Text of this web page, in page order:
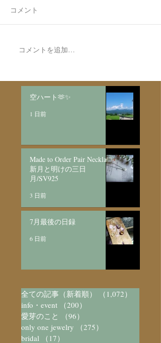
7月最後の日録
コメント
コメントを追加…
空ハート🫶✨
1 日前
Made to Order Pair Necklace
新月と明けの三日
月/SV925
3 日前
7月最後の日録
6 日前
全ての記事（新着順） （1,072）
info・event
（200）
愛芽のこと
（96）
only one jewelry
（275）
bridal
（17）